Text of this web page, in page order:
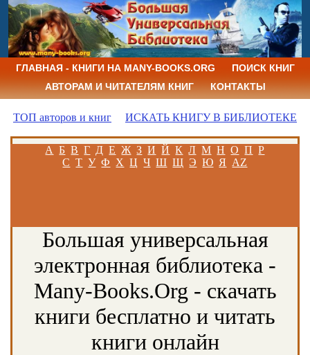
ГЛАВНАЯ - КНИГИ НА MANY-BOOKS.ORG
ПОИСК КНИГ
АВТОРАМ И ЧИТАТЕЛЯМ КНИГ
КОНТАКТЫ
ТОП авторов и книг ИСКАТЬ КНИГУ В БИБЛИОТЕКЕ
А Б В Г Д Е Ж З И Й К Л М Н О П Р
С Т У Ф Х Ц Ч Ш Щ Э Ю Я AZ
Большая универсальная
электронная библиотека -
Many-Books.Org - скачать
книги бесплатно и читать
книги онлайн